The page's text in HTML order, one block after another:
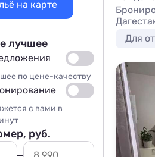
Для
на карте
лучшее
по цене-качеству
с вами в
руб.